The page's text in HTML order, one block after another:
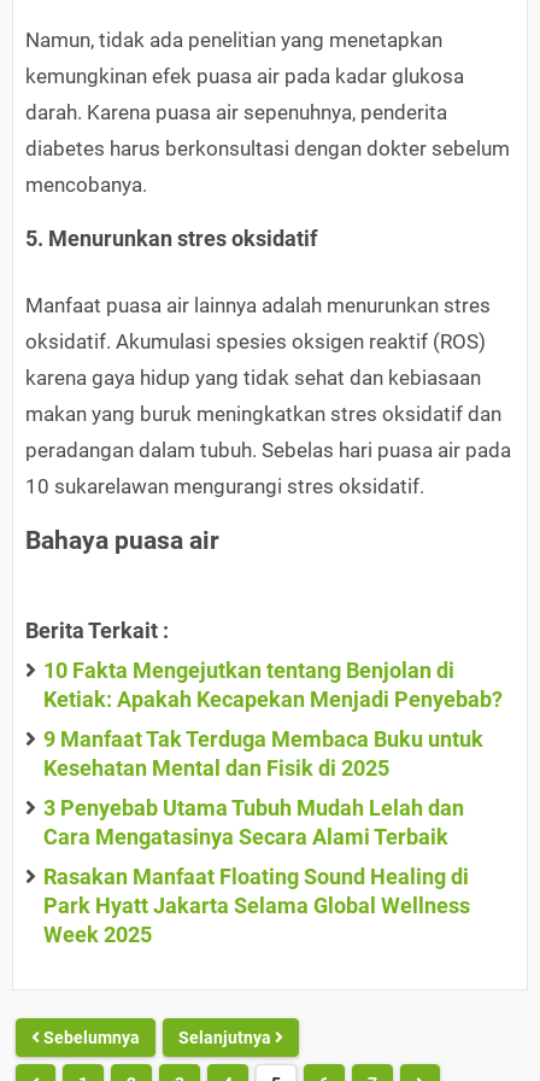
Namun, tidak ada penelitian yang menetapkan
kemungkinan efek puasa air pada kadar glukosa
darah. Karena puasa air sepenuhnya, penderita
diabetes harus berkonsultasi dengan dokter sebelum
mencobanya.
5. Menurunkan stres oksidatif
Manfaat puasa air lainnya adalah menurunkan stres
oksidatif. Akumulasi spesies oksigen reaktif (ROS)
karena gaya hidup yang tidak sehat dan kebiasaan
makan yang buruk meningkatkan stres oksidatif dan
peradangan dalam tubuh. Sebelas hari puasa air pada
10 sukarelawan mengurangi stres oksidatif.
Bahaya puasa air
Berita Terkait :
10 Fakta Mengejutkan tentang Benjolan di
Ketiak: Apakah Kecapekan Menjadi Penyebab?
9 Manfaat Tak Terduga Membaca Buku untuk
Kesehatan Mental dan Fisik di 2025
3 Penyebab Utama Tubuh Mudah Lelah dan
Cara Mengatasinya Secara Alami Terbaik
Rasakan Manfaat Floating Sound Healing di
Park Hyatt Jakarta Selama Global Wellness
Week 2025
Sebelumnya Selanjutnya